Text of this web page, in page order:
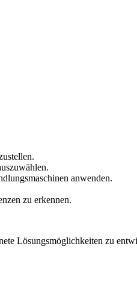
anwenden.
zu erkennen.
Lösungsmöglichkeiten zu